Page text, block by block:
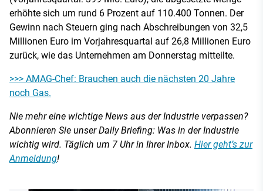
erhöhte sich um rund 6 Prozent auf 110.400 Tonnen. Der
Gewinn nach Steuern ging nach Abschreibungen von 32,5
Millionen Euro im Vorjahresquartal auf 26,8 Millionen Euro
zurück, wie das Unternehmen am Donnerstag mitteilte.
>>> AMAG-Chef: Brauchen auch die nächsten 20 Jahre
noch Gas.
Nie mehr eine wichtige News aus der Industrie verpassen?
Abonnieren Sie unser Daily Briefing: Was in der Industrie
wichtig wird. Täglich um 7 Uhr in Ihrer Inbox. Hier geht’s zur
Anmeldung!